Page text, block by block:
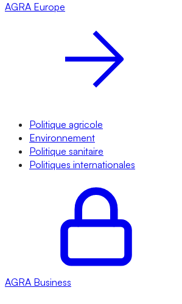
AGRA Europe
Politique agricole
Environnement
Politique sanitaire
Politiques internationales
AGRA Business